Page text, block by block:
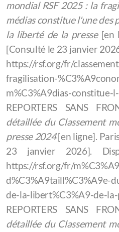
mondial RSF 2025 : la
médias constitue l'une des
la liberté de la presse[en
[Consulté le 23 janvier
https://rsf.org/fr/
fragilisation-
m%C3%A9dias-constitue-
REPORTERS SANS
détaillée du Classement
presse 2024[en ligne].
23 janvier 2026].
https://rsf.org/fr/
d%C3%A9taill%C3%A9e-
de-la-libert%C3%A9-de-
REPORTERS SANS
détaillée du Classement